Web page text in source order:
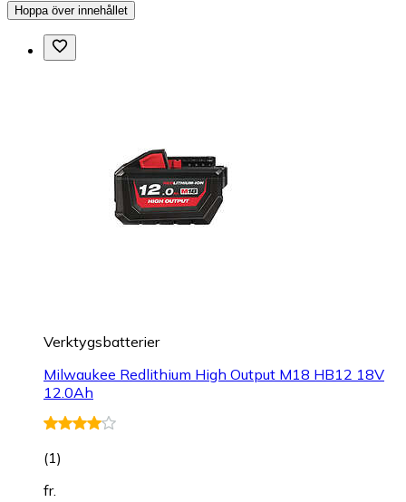
Hoppa över innehållet
Verktygsbatterier
Milwaukee Redlithium High Output M18 HB12 18V
12.0Ah
(1)
fr.